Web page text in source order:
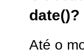
date()?
Até o